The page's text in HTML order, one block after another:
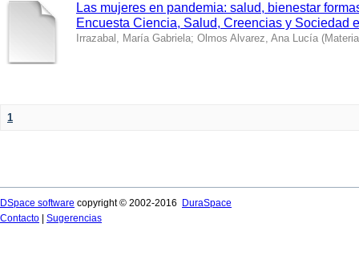
Las mujeres en pandemia: salud, bienestar
Encuesta Ciencia, Salud, Creencias y Sociedad
Irrazabal, María Gabriela; Olmos Alvarez, Ana Lucía (
1
DSpace software copyright © 2002-2016
DuraSpace
Contacto
Sugerencias